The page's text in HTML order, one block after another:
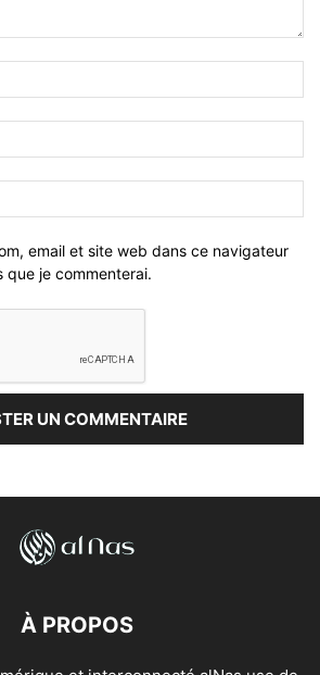
email et site web dans ce navigateur
que je commenterai.
À PROPOS